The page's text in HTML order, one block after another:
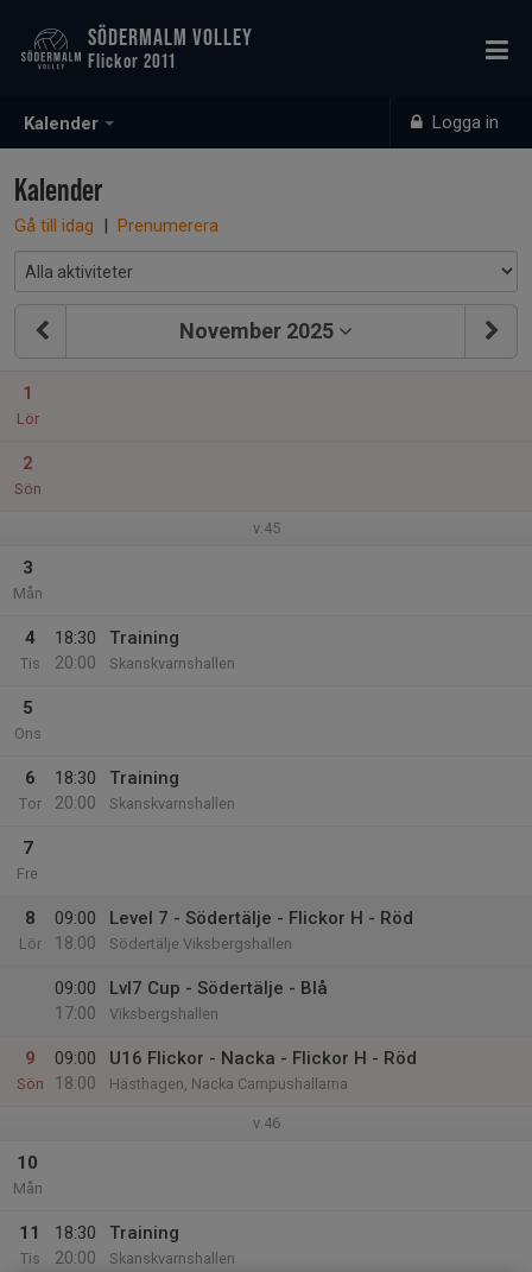
Kalender Logga in
SÖDERMALM VOLLEY
Flickor 2011
Kalender
Gå till idag | Prenumerera
November 2025
1
Lör
2
Sön
v.45
3
Mån
4
Tis
18:30
20:00
Training
Skanskvarnshallen
5
Ons
6
Tor
18:30
20:00
Training
Skanskvarnshallen
7
Fre
8
Lör
09:00
18:00
Level 7 - Södertälje - Flickor H - Röd
Södertälje Viksbergshallen
09:00
17:00
Lvl7 Cup - Södertälje - Blå
Viksbergshallen
9
Sön
09:00
18:00
U16 Flickor - Nacka - Flickor H - Röd
Hästhagen, Nacka Campushallarna
v.46
10
Mån
11
Tis
18:30
20:00
Training
Skanskvarnshallen